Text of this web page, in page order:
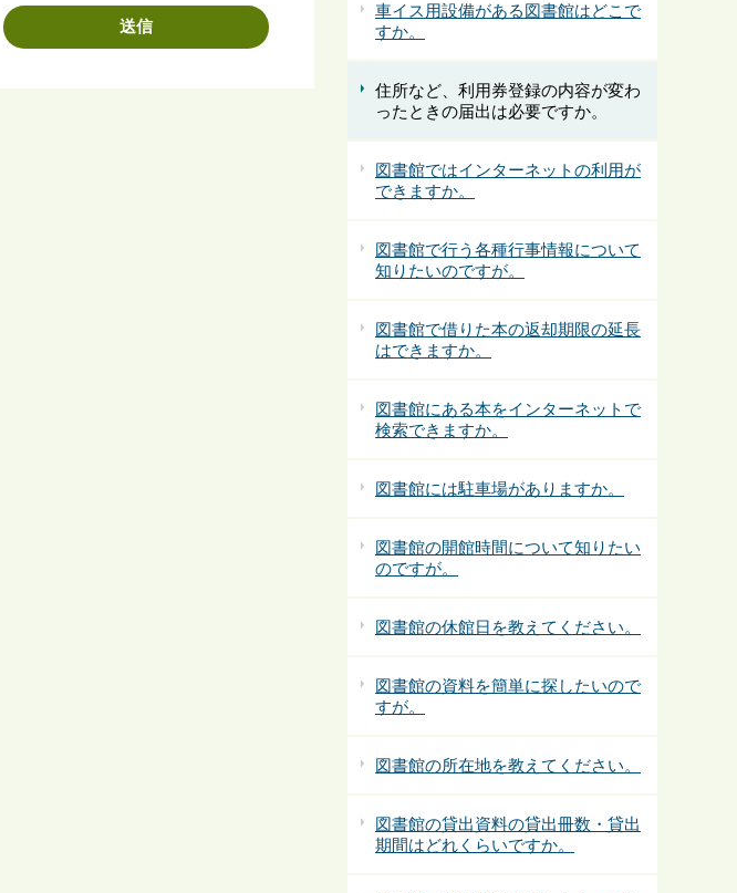
車イス用設備がある図書館はどこで
すか。
住所など、利用券登録の内容が変わ
ったときの届出は必要ですか。
図書館ではインターネットの利用が
できますか。
図書館で行う各種行事情報について
知りたいのですが。
図書館で借りた本の返却期限の延長
はできますか。
図書館にある本をインターネットで
検索できますか。
図書館には駐車場がありますか。
図書館の開館時間について知りたい
のですが。
図書館の休館日を教えてください。
図書館の資料を簡単に探したいので
すが。
図書館の所在地を教えてください。
図書館の貸出資料の貸出冊数・貸出
期間はどれくらいですか。